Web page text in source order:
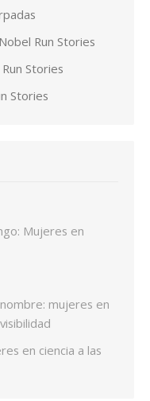
Run Stories
Stories
Stories
Mujeres en
nombre: mujeres en
en ciencia a las